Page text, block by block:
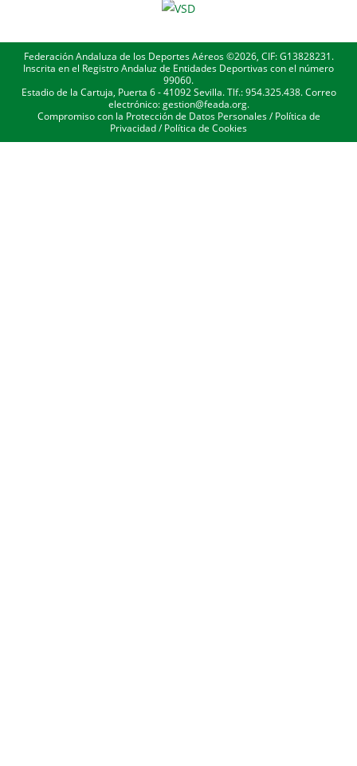
Federación Andaluza de los Deportes Aéreos ©2026, CIF: G13828231.
Inscrita en el Registro Andaluz de Entidades Deportivas con el número
99060.
Estadio de la Cartuja, Puerta 6 - 41092 Sevilla. Tlf.: 954.325.438. Correo
electrónico: gestion@feada.org.
Compromiso con la Protección de Datos Personales/Política de
Privacidad/Política de Cookies